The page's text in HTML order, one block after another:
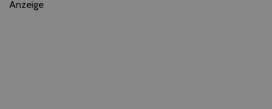
Anzeige